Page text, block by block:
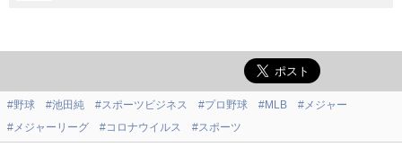
#野球 #池田純 #スポーツビジネス #プロ野球 #MLB
#メジャー
#メジャーリーグ
#コロナウイルス #スポーツ